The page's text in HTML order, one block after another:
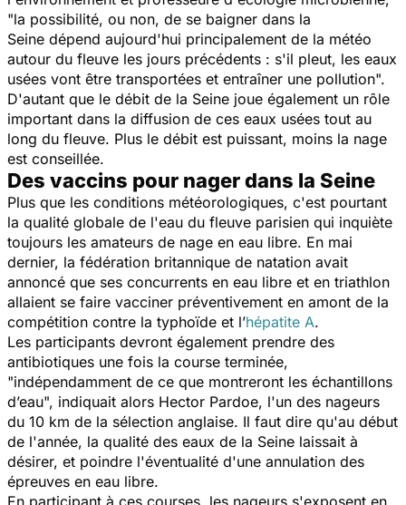
"la possibilité, ou non, de se baigner dans la
Seine dépend aujourd'hui principalement de la météo
autour du fleuve les jours précédents : s'il pleut, les eaux
usées vont être transportées et entraîner une pollution".
D'autant que le débit de la Seine joue également un rôle
important dans la diffusion de ces eaux usées tout au
long du fleuve. Plus le débit est puissant, moins la nage
est conseillée.
Des vaccins pour nager dans la Seine
Plus que les conditions météorologiques, c'est pourtant
la qualité globale de l'eau du fleuve parisien qui inquiète
toujours les amateurs de nage en eau libre. En mai
dernier, la fédération britannique de natation avait
annoncé que ses concurrents en eau libre et en triathlon
allaient se faire vacciner préventivement en amont de la
compétition contre la typhoïde et l’hépatite A.
Les participants devront également prendre des
antibiotiques une fois la course terminée,
"indépendamment de ce que montreront les échantillons
d’eau", indiquait alors Hector Pardoe, l'un des nageurs
du 10 km de la sélection anglaise. Il faut dire qu'au début
de l'année, la qualité des eaux de la Seine laissait à
désirer, et poindre l'éventualité d'une annulation des
épreuves en eau libre.
En participant à ces courses, les nageurs s'exposent en